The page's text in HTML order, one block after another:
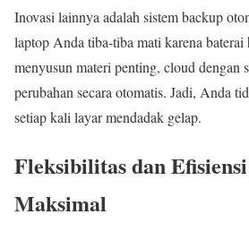
Inovasi lainnya adalah sistem backup
laptop Anda tiba-tiba mati karena baterai
menyusun materi penting, cloud dengan
perubahan secara otomatis. Jadi, Anda
setiap kali layar mendadak gelap.
Fleksibilitas dan
Maksimal